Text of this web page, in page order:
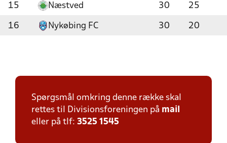
15 Næstved 30 25
16 Nykøbing FC 30 20
Spørgsmål omkring denne række skal
rettes til Divisionsforeningen på mail
eller på tlf: 3525 1545